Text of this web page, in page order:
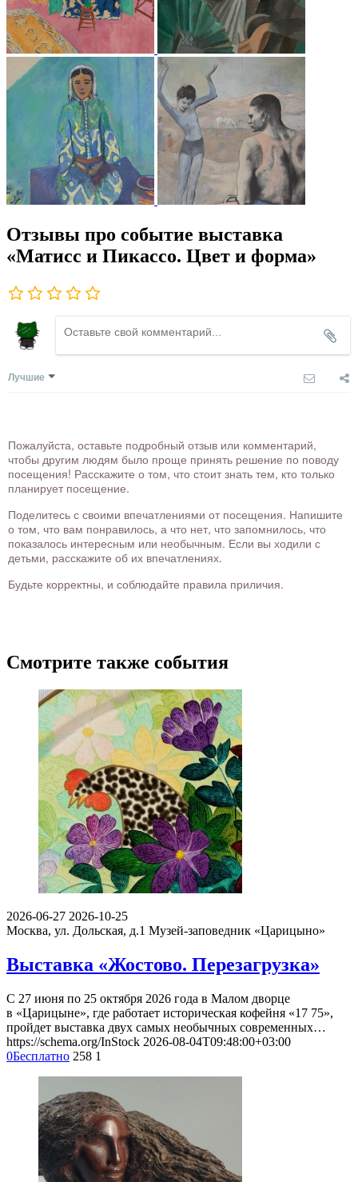
Отзывы про событие выставка
«Матисс и Пикассо. Цвет и форма»
Лучшие
Пожалуйста, оставьте подробный отзыв или комментарий,
чтобы другим людям было проще принять решение по поводу
посещения! Расскажите о том, что стоит знать тем, кто только
планирует посещение.
Поделитесь с своими впечатлениями от посещения. Напишите
о том, что вам понравилось, а что нет, что запомнилось, что
показалось интересным или необычным. Если вы ходили с
детьми, расскажите об их впечатлениях.
Будьте корректны, и соблюдайте правила приличия.
Смотрите также события
2026-06-27 2026-10-25
Москва, ул. Дольская, д.1 Музей-заповедник «Царицыно»
Выставка «Жостово. Перезагрузка»
С 27 июня по 25 октября 2026 года в Малом дворце
в «Царицыне», где работает историческая кофейня «17 75»,
пройдет выставка двух самых необычных современных…
https://schema.org/InStock 2026-08-04T09:48:00+03:00
0Бесплатно 258 1